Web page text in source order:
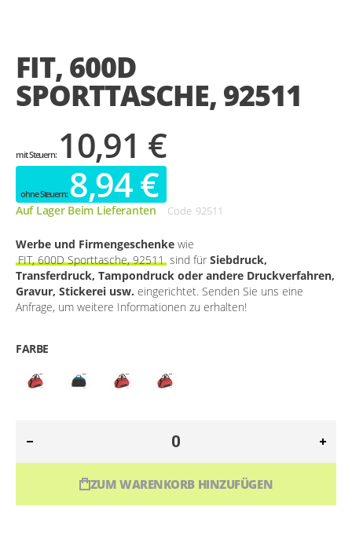
beginning
of
the
images
FIT, 600D
SPORTTASCHE, 92511
10,91 €
8,94 €
Auf Lager Beim Lieferanten Code 92511
Werbe und Firmengeschenke wie
FIT, 600D Sporttasche, 92511 sind für Siebdruck,
Transferdruck, Tampondruck oder andere Druckverfahren,
Gravur, Stickerei usw. eingerichtet. Senden Sie uns eine
Anfrage, um weitere Informationen zu erhalten!
FARBE
ZUM WARENKORB HINZUFÜGEN